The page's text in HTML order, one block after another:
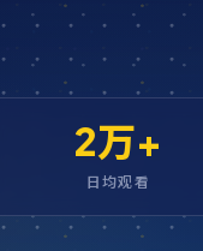
2万+
日均观看